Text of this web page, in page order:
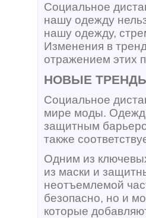
Социальное
нашу одежду
нашу одежду,
Изменения в
отражением этих
НОВЫЕ
Социальное
мире моды.
защитным
также
Одним из
из маски и
неотъемлемой
безопасно, но и
которые